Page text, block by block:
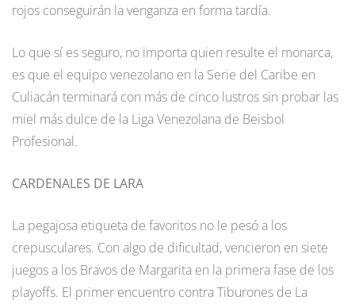
rojos conseguirán la venganza en forma tardía.
Lo que sí es seguro, no importa quien resulte el monarca,
es que el equipo venezolano en la Serie del Caribe en
Culiacán terminará con más de cinco lustros sin probar las
miel más dulce de la Liga Venezolana de Beisbol
Profesional.
CARDENALES DE LARA
La pegajosa etiqueta de favoritos no le pesó a los
crepusculares. Con algo de dificultad, vencieron en siete
juegos a los Bravos de Margarita en la primera fase de los
playoffs. El primer encuentro contra Tiburones de La